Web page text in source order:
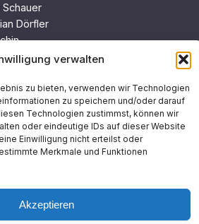
verwalten
zu bieten, verwenden wir Technologien
zu speichern und/oder darauf
Technologien zustimmst, können wir
oder eindeutige IDs auf dieser Website
Einwilligung nicht erteilst oder
Merkmale und Funktionen
Akzeptieren
Schauer
Dörfler
von Mücke
Social
Instagram